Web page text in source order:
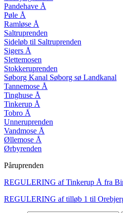
Pandehave Å
Pøle Å
Ramløse Å
Saltruprenden
Sideløb til Saltruprenden
Sigers Å
Slettemosen
Stokkeruprenden
Søborg Kanal Søborg sø Landkanal
Tannemose Å
Tinghuse Å
Tinkerup Å
Tobro Å
Unneruprenden
Vandmose Å
Øllemose Å
Ørbyrenden
Påruprenden
REGULERING af Tinkerup Å fra
REGULERING af tilløb 1 til